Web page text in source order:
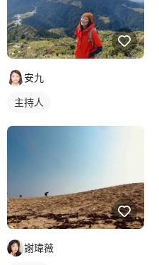
安九
主持人
謝瑋薇